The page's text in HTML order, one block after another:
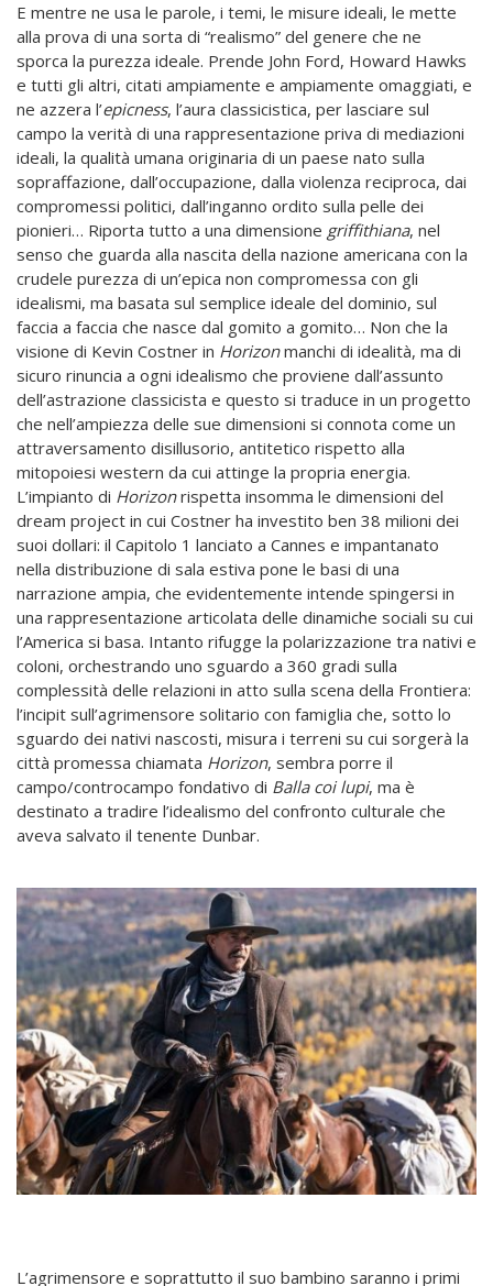
E mentre ne usa le parole, i temi, le misure ideali, le mette
alla prova di una sorta di “realismo” del genere che ne
sporca la purezza ideale. Prende John Ford, Howard Hawks
e tutti gli altri, citati ampiamente e ampiamente omaggiati, e
ne azzera l’epicness, l’aura classicistica, per lasciare sul
campo la verità di una rappresentazione priva di mediazioni
ideali, la qualità umana originaria di un paese nato sulla
sopraffazione, dall’occupazione, dalla violenza reciproca, dai
compromessi politici, dall’inganno ordito sulla pelle dei
pionieri… Riporta tutto a una dimensione griffithiana, nel
senso che guarda alla nascita della nazione americana con la
crudele purezza di un’epica non compromessa con gli
idealismi, ma basata sul semplice ideale del dominio, sul
faccia a faccia che nasce dal gomito a gomito… Non che la
visione di Kevin Costner in Horizonmanchi di idealità, ma di
sicuro rinuncia a ogni idealismo che proviene dall’assunto
dell’astrazione classicista e questo si traduce in un progetto
che nell’ampiezza delle sue dimensioni si connota come un
attraversamento disillusorio, antitetico rispetto alla
mitopoiesi western da cui attinge la propria energia.
L’impianto di Horizonrispetta insomma le dimensioni del
dream project in cui Costner ha investito ben 38 milioni dei
suoi dollari: il Capitolo 1 lanciato a Cannes e impantanato
nella distribuzione di sala estiva pone le basi di una
narrazione ampia, che evidentemente intende spingersi in
una rappresentazione articolata delle dinamiche sociali su cui
l’America si basa. Intanto rifugge la polarizzazione tra nativi e
coloni, orchestrando uno sguardo a 360 gradi sulla
complessità delle relazioni in atto sulla scena della Frontiera:
l’incipit sull’agrimensore solitario con famiglia che, sotto lo
sguardo dei nativi nascosti, misura i terreni su cui sorgerà la
città promessa chiamata Horizon, sembra porre il
campo/controcampo fondativo di Balla coi lupi, ma è
destinato a tradire l’idealismo del confronto culturale che
aveva salvato il tenente Dunbar.
L’agrimensore e soprattutto il suo bambino saranno i primi